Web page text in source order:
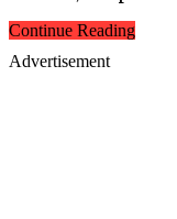
Continue Reading
Advertisement